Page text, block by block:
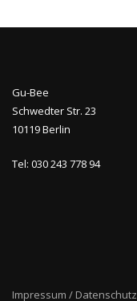
Gu-Bee
Schwedter Str. 23
10119 Berlin
Tel: 030 243 778 94
Impressum / Datenschutz